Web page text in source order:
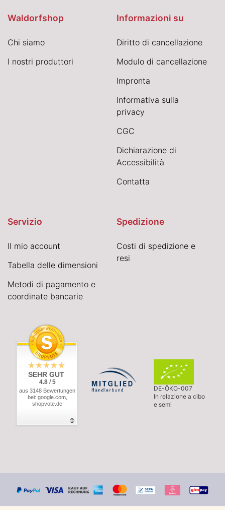
Waldorfshop
Chi siamo
I nostri produttori
Informazioni su
Diritto di cancellazione
Modulo di cancellazione
Impronta
Informativa sulla
privacy
CGC
Dichiarazione di
Accessibilità
Contatta
Servizio
Il mio account
Tabella delle dimensioni
Metodi di pagamento e
coordinate bancarie
Spedizione
Costi di spedizione e
resi
SEHR GUT
4.8 / 5
aus 3148 Bewertungen
bei: google.com,
shopvote.de
DE-ÖKO-007
In relazione a cibo
e semi